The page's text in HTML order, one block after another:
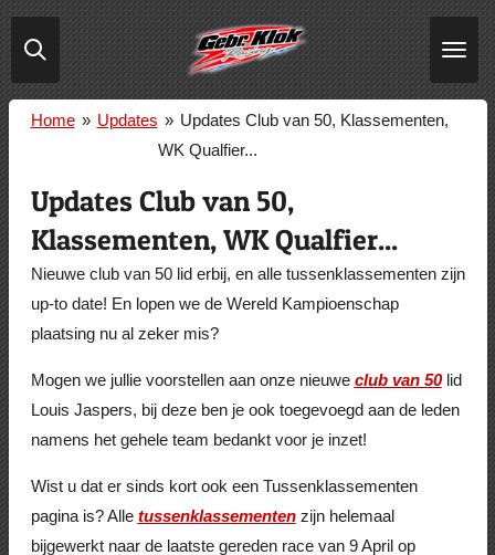
direct
naar
Home » Updates » Updates Club van 50, Klassementen,
WK Qualfier...
Updates Club van 50,
Klassementen, WK Qualfier...
Nieuwe club van 50 lid erbij, en alle tussenklassementen zijn
up-to date! En lopen we de Wereld Kampioenschap
plaatsing nu al zeker mis?
Mogen we jullie voorstellen aan onze nieuwe club van 50lid
Louis Jaspers, bij deze ben je ook toegevoegd aan de leden
namens het gehele team bedankt voor je inzet!
Wist u dat er sinds kort ook een Tussenklassementen
pagina is? Alle tussenklassementenzijn helemaal
bijgewerkt naar de laatste gereden race van 9 April op